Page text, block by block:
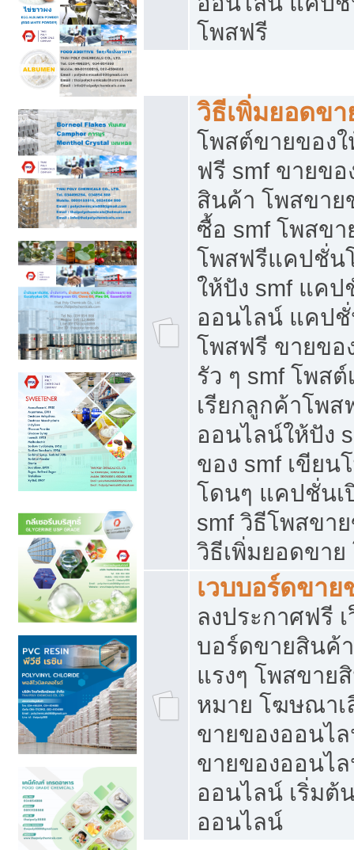
โพสฟรี
วิธีเพิ่มยอดข
โพสต์ขายของ
ฟรี smf ขายข
สินค้า โพสขาย
ซื้อ smf โพสข
โพสฟรีแคปชั่น
ให้ปัง smf แค
ออนไลน์ แคป
โพสฟรี ขายขอ
รัว ๆ smf โพส
เรียกลูกค้าโพส
ออนไลน์ให้ปัง
ของ smf เขียน
โดนๆ แคปชั่นเ
smf วิธีโพสขา
วิธีเพิ่มยอดขาย
เวบบอร์ดขา
ลงประกาศฟรี
บอร์ดขายสินค้
แรงๆ โพสขาย
หมาย โฆษณาเ
ขายของออนไ
ขายของออนไ
ออนไลน์ เริ่มต้
ออนไลน์